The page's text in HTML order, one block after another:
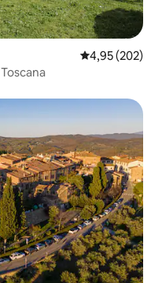
4,95 ud af 5 i
4,95 (202)